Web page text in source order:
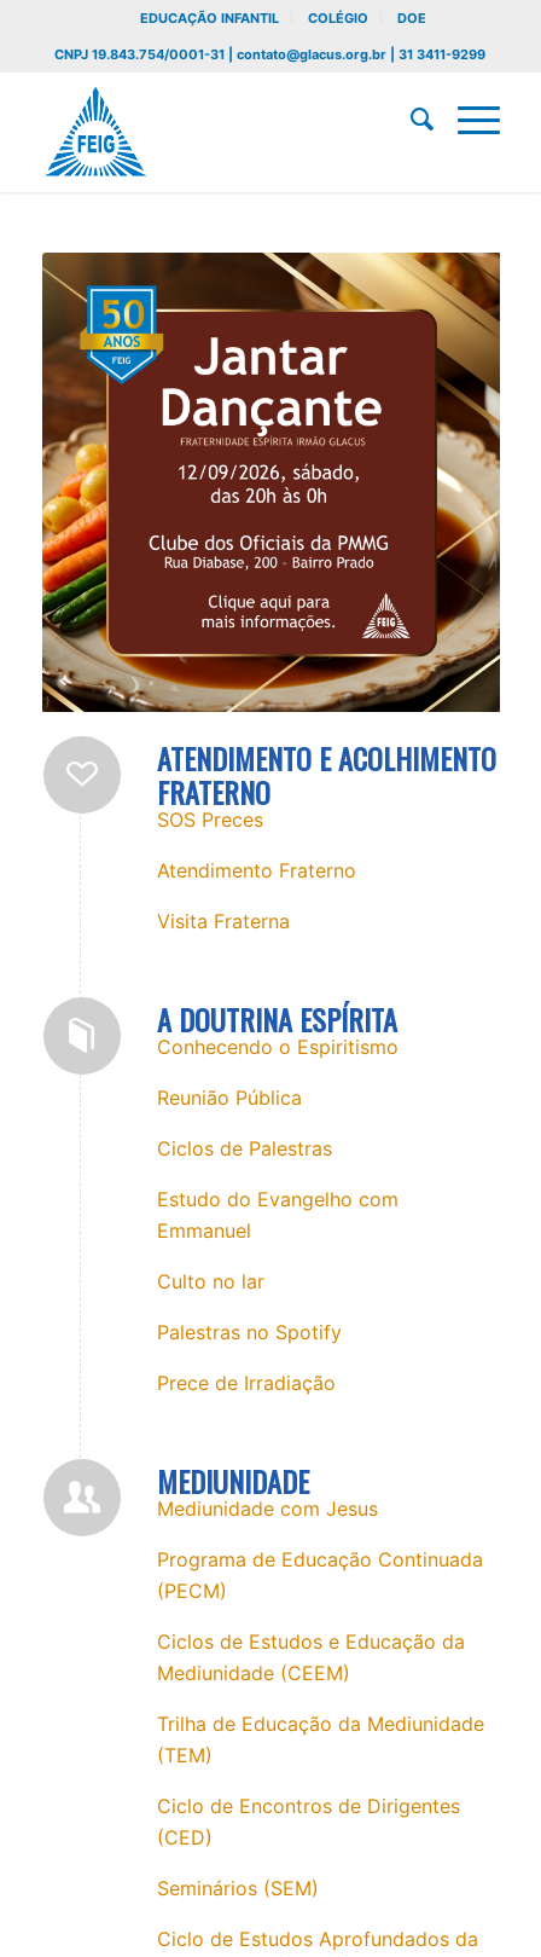
EDUCAÇÃO INFANTIL COLÉGIO DOE
CNPJ 19.843.754/0001-31 | contato@glacus.org.br | 31 3411-9299
ATENDIMENTO E ACOLHIMENTO
FRATERNO
SOS Preces
Atendimento Fraterno
Visita Fraterna
A DOUTRINA ESPÍRITA
Conhecendo o Espiritismo
Reunião Pública
Ciclos de Palestras
Estudo do Evangelho com
Emmanuel
Culto no lar
Palestras no Spotify
Prece de Irradiação
MEDIUNIDADE
Mediunidade com Jesus
Programa de Educação Continuada
(PECM)
Ciclos de Estudos e Educação da
Mediunidade (CEEM)
Trilha de Educação da Mediunidade
(TEM)
Ciclo de Encontros de Dirigentes
(CED)
Seminários (SEM)
Ciclo de Estudos Aprofundados da